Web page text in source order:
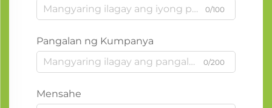
0/100
Pangalan ng Kumpanya
0/200
Mensahe